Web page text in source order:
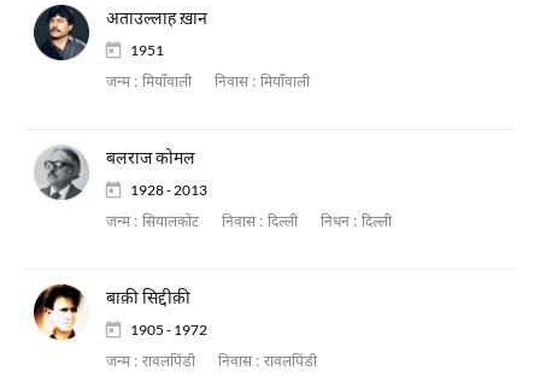
अताउल्लाह ख़ान
1951
जन्म : मियाँवाली निवास : मियाँवाली
बलराज कोमल
1928 - 2013
जन्म : सियालकोट निवास : दिल्ली निधन : दिल्ली
बाक़ी सिद्दीक़ी
1905 - 1972
जन्म : रावलपिंडी निवास : रावलपिंडी